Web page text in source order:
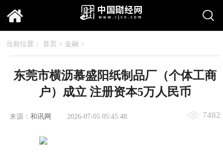
当前位置： 首页 > 金融 >
东莞市横沥慕盛阳纸制品厂（个体工商
户）成立 注册资本5万人民币
来源： 和讯网 2026-07-05 05:45:48 7482